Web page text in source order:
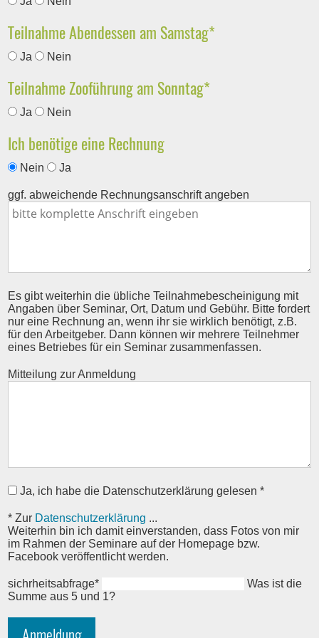
e
l
d
c
h
t
e
l
d
i
c
h
t
e
l
d
P
f
i
c
h
t
e
Teilnahme Abendessen am Samstag*
Ja Nein
P
f
i
c
h
l
d
Teilnahme Zooführung am Sonntag*
Ja Nein
Ich benötige eine Rechnung
Nein Ja
ggf. abweichende Rechnungsanschrift angeben
Es gibt weiterhin die übliche Teilnahmebescheinigung mit
Angaben über Seminar, Ort, Datum und Gebühr. Bitte fordert
nur eine Rechnung an, wenn ihr sie wirklich benötigt, z.B.
für den Arbeitgeber. Dann können wir mehrere Teilnehmer
eines Betriebes für ein Seminar zusammenfassen.
Mitteilung zur Anmeldung
Ja, ich habe die Datenschutzerklärung gelesen *
* Zur Datenschutzerklärung ...
Weiterhin bin ich damit einverstanden, dass Fotos von mir
im Rahmen der Seminare auf der Homepage bzw.
Facebook veröffentlicht werden.
P
f
i
sichrheitsabfrage*
Was ist die
Summe aus 5 und 1?